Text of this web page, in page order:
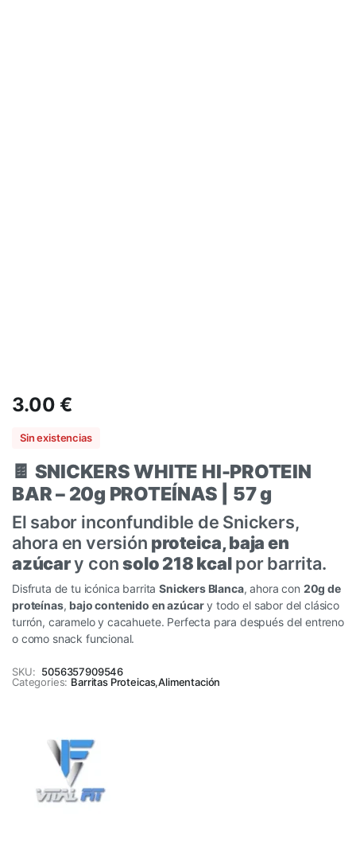
3.00€
Sin existencias
🍫 SNICKERS WHITE HI-PROTEIN
BAR – 20g PROTEÍNAS | 57 g
El sabor inconfundible de Snickers,
ahora en versión proteica, baja en
azúcary consolo 218 kcalpor barrita.
Disfruta de tu icónica barritaSnickers Blanca, ahora con 20g de
proteínas, bajo contenido en azúcary todo el sabor del clásico
turrón, caramelo y cacahuete. Perfecta para después del entreno
o como snack funcional.
SKU: 5056357909546
Categories: Barritas Proteicas,Alimentación